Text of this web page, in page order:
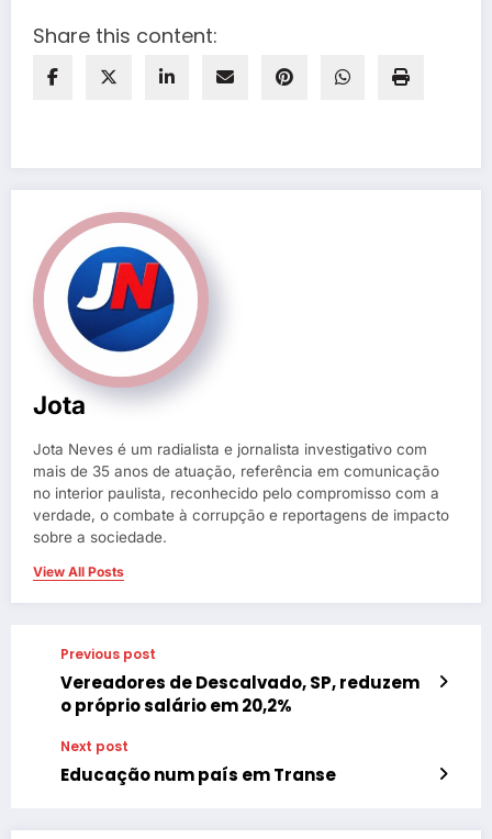
Share this content:
Jota
Jota Neves é um radialista e jornalista investigativo com
mais de 35 anos de atuação, referência em comunicação
no interior paulista, reconhecido pelo compromisso com a
verdade, o combate à corrupção e reportagens de impacto
sobre a sociedade.
View All Posts
Previous post
Vereadores de Descalvado, SP, reduzem
o próprio salário em 20,2%
Next post
Educação num país em Transe